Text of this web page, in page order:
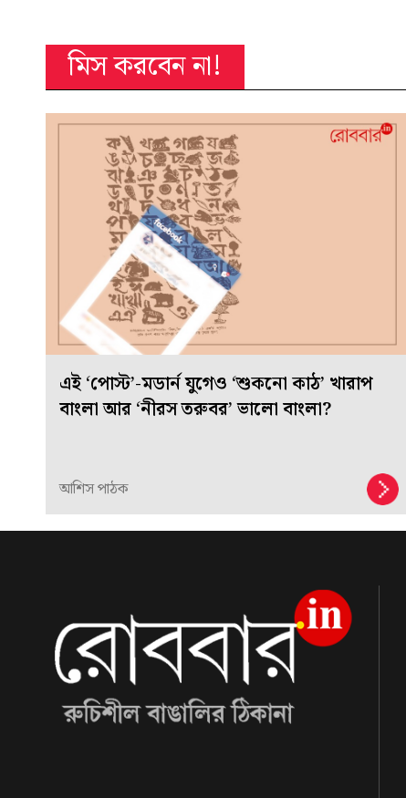
মিস করবেন না!
এই ‘পোস্ট’-মডার্ন যুগেও ‘শুকনো কাঠ’ খারাপ
বাংলা আর ‘নীরস তরুবর’ ভালো বাংলা?
আশিস পাঠক